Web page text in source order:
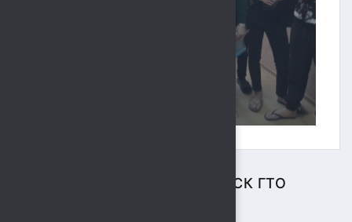
ЦЕНТР ТЕСТИРОВАНИЯ ВФСК ГТО